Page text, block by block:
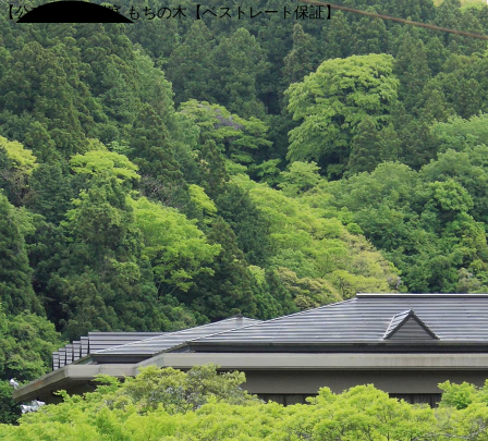
【公式】渓谷別庭 もちの木【ベストレート保証】